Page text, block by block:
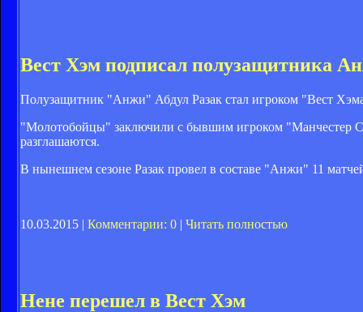
Вест Хэм подписал полузащитника
Полузащитник "Анжи" Абдул Разак стал игроком "Вест
"Молотобойцы" заключили с бывшим игроком "Манчестер
разглашаются.
В нынешнем сезоне Разак провел в составе "Анжи" 11
10.03.2015 | Комментарии: 0 | Читать полностью
Нене перешел в Вест Хэм